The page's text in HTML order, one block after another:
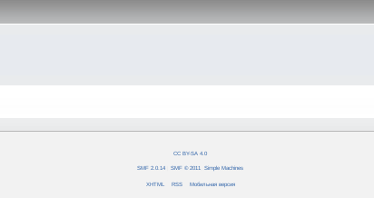
CC BY-SA 4.0
SMF 2.0.14 SMF © 2011 Simple Machines
XHTML RSS Мобильная версия